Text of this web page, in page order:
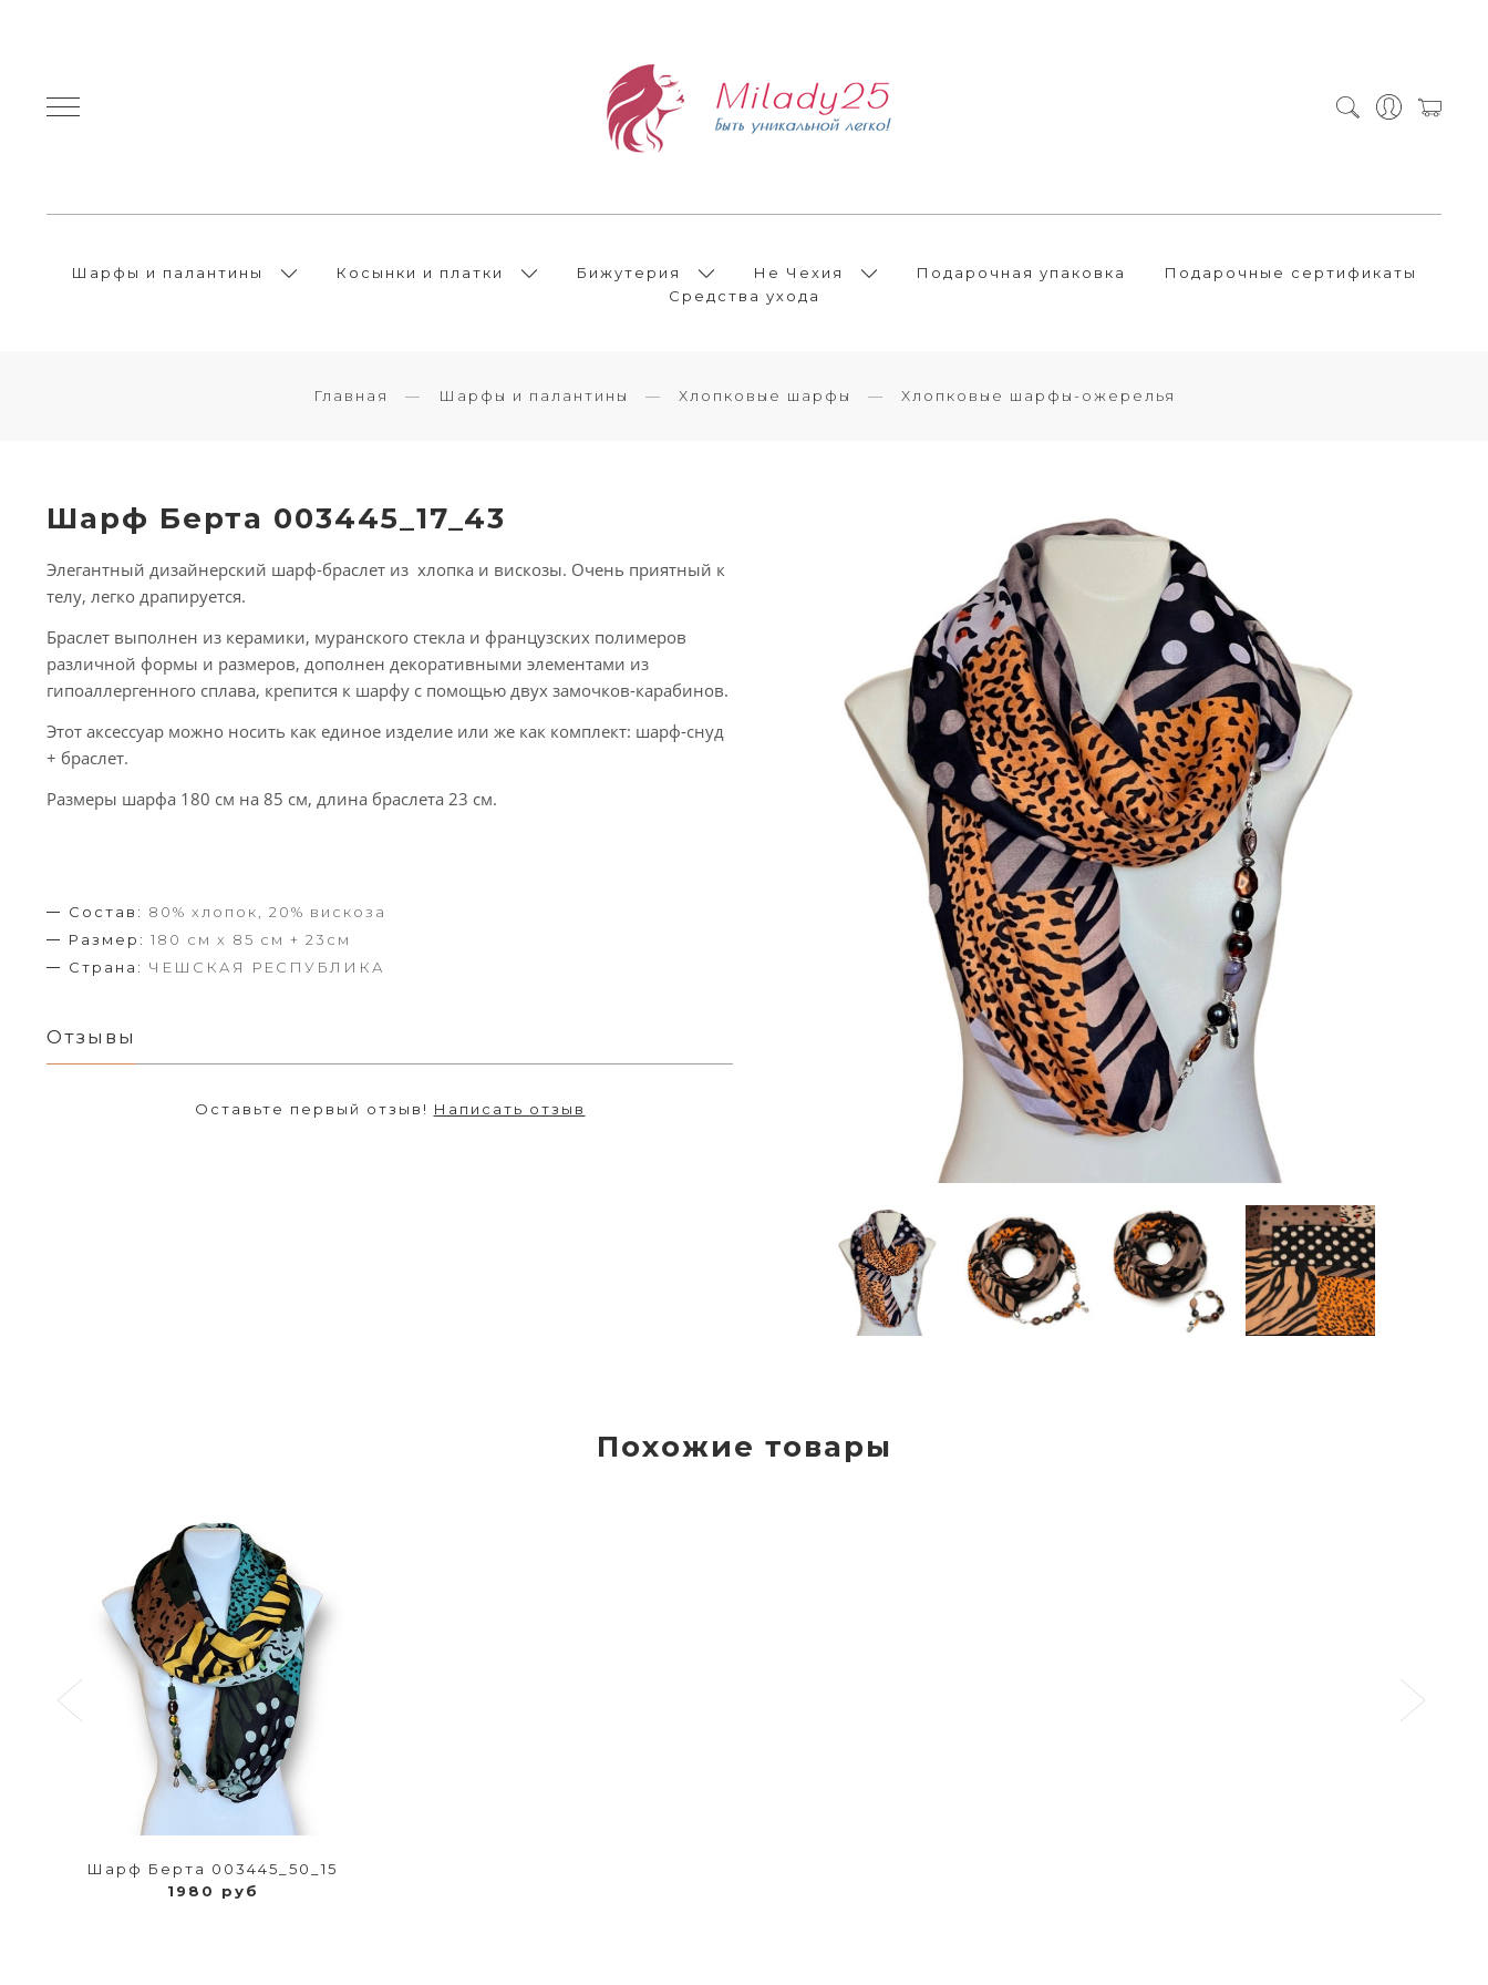
Шарфы и палантины Косынки и платки Бижутерия Не Чехия Подарочная упаковка
Подарочные сертификаты
Средства ухода
Главная Шарфы и палантины Хлопковые шарфы Хлопковые шарфы-ожерелья
Шарф Берта 003445_17_43
Элегантный дизайнерский шарф-браслет из хлопка и вискозы. Очень приятный к
телу, легко драпируется.
Браслет выполнен из керамики, муранского стекла и французских полимеров
различной формы и размеров, дополнен декоративными элементами из
гипоаллергенного сплава, крепится к шарфу с помощью двух замочков-карабинов.
Этот аксессуар можно носить как единое изделие или же как комплект: шарф-снуд
+ браслет.
Размеры шарфа 180 см на 85 см, длина браслета 23 см.
Состав: 80% хлопок, 20% вискоза
Размер: 180 см х 85 см + 23см
Страна: ЧЕШСКАЯ РЕСПУБЛИКА
Отзывы
Оставьте первый отзыв! Написать отзыв
Похожие товары
Шарф Берта 003445_50_15
1980 руб